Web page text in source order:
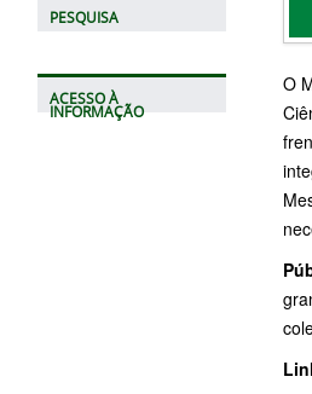
PESQUISA
ACESSO À
INFORMAÇÃO
O